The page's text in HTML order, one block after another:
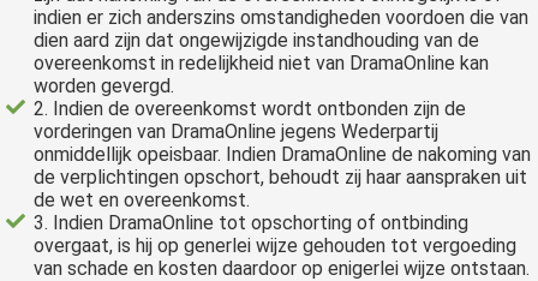
indien er zich anderszins omstandigheden voordoen die van
dien aard zijn dat ongewijzigde instandhouding van de
overeenkomst in redelijkheid niet van DramaOnline kan
worden gevergd.
2. Indien de overeenkomst wordt ontbonden zijn de
vorderingen van DramaOnline jegens Wederpartij
onmiddellijk opeisbaar. Indien DramaOnline de nakoming van
de verplichtingen opschort, behoudt zij haar aanspraken uit
de wet en overeenkomst.
3. Indien DramaOnline tot opschorting of ontbinding
overgaat, is hij op generlei wijze gehouden tot vergoeding
van schade en kosten daardoor op enigerlei wijze ontstaan.